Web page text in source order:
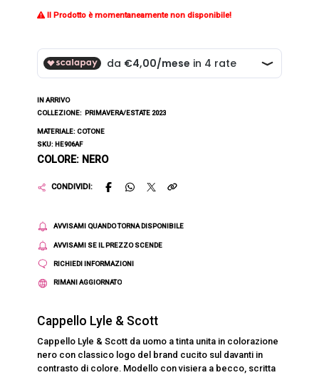
Il Prodotto è momentaneamente non disponibile!
IN ARRIVO
COLLEZIONE: PRIMAVERA/ESTATE 2023
MATERIALE: COTONE
SKU: HE906AF
COLORE: NERO
CONDIVIDI:
AVVISAMI QUANDO TORNA DISPONIBILE
AVVISAMI SE IL PREZZO SCENDE
RICHIEDI INFORMAZIONI
RIMANI AGGIORNATO
Cappello Lyle & Scott
Cappello Lyle & Scott da uomo a tinta unita in colorazione
nero con classico logo del brand cucito sul davanti in
contrasto di colore. Modello con visiera a becco, scritta